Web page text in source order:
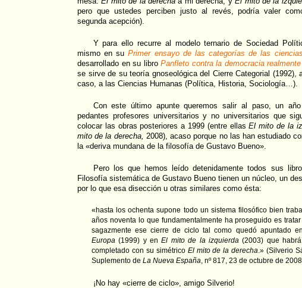
pero que ustedes perciben justo al revés, podría valer
segunda acepción).
Y para ello recurre al modelo ternario de Sociedad
mismo en suPrimer ensayo de las categorías de las
desarrollado en su libroPanfleto contra la democracia
se sirve de su teoría gnoseológica del Cierre Categorial (1992),
caso, a las Ciencias Humanas (Política, Historia, Sociología…).
Con este último apunte queremos salir al paso, un
pedantes profesores universitarios y no universitarios que
colocar las obras posteriores a 1999 (entre ellasEl mito de la
mito de la derecha, 2008), acaso porque no las han estudiado
la «deriva mundana de la filosofía de Gustavo Bueno».
Pero los que hemos leído detenidamente todos sus
Filosofía sistemática de Gustavo Bueno tienen un núcleo, un
por lo que esa disección u otras similares como ésta:
«hasta los ochenta supone todo un sistema filosófico bien
años noventa lo que fundamentalmente ha proseguido es
sagazmente ese cierre de ciclo tal como quedó apuntado en
Europa (1999) y enEl mito de la izquierda (2003) que
completado con su simétrico El mito de la derecha .» (Silverio
Suplemento de La Nueva España , nº 817, 23 de octubre de
¡No hay «cierre de ciclo», amigo Silverio!